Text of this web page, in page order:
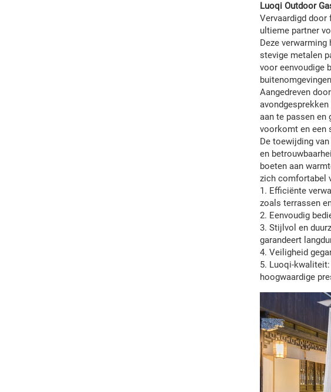
Luoqi Outdoor
Vervaardigd door
ultieme partner
Deze
stevige metalen
voor eenvoudige
Aangedreven
aan te passen en
voorkomt en een
De toewijding
en
boeten aan
zich comfortabel
1. Efficiënte
zoals terrassen
2. Eenvoudig
3. Stijlvol en
garandeert
4. Veiligheid
5. Luoqi-
hoogwaardige